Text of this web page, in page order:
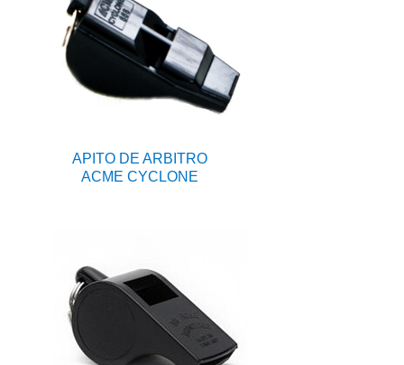
APITO DE ARBITRO
ACME CYCLONE